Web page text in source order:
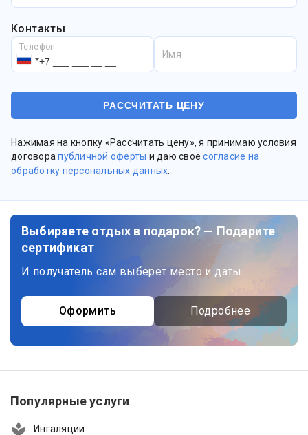
Контакты
Телефон
Имя
Нажимая на кнопку «Рассчитать цену», я принимаю условия
договорапубличной оферты и даю своёсогласие на
обработку персональных данных
Выбираете отдых в подарок? — Подарите
сертификат
И получатель сам выберет место и даты
Оформить Подробнее
Популярные услуги
Ингаляции